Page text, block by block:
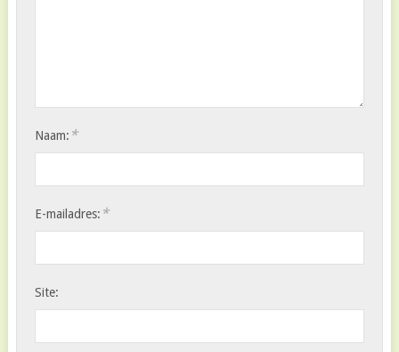
Naam: *
E-mailadres: *
Site: